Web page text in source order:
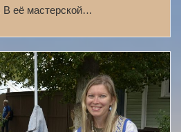
В её мастерской…